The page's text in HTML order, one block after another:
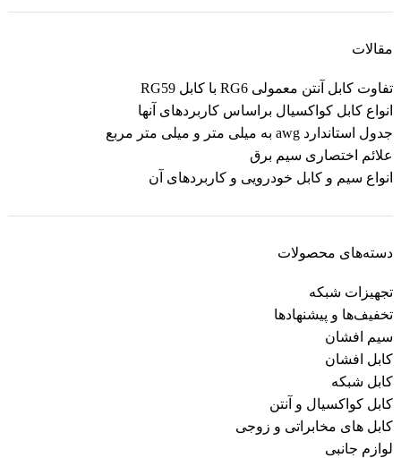
مقالات
تفاوت کابل آنتن معمولی RG6 با کابل‌ RG59
انواع کابل کواکسیال براساس کاربردهای آنها
جدول استاندارد awg به میلی متر و میلی متر مربع
علائم اختصاری سیم برق
انواع سیم و کابل خودرویی و کاربردهای آن
دسته‌های محصولات
تجهیزات شبکه
تخفیف‌ها و پیشنهادها
سیم افشان
کابل افشان
کابل شبکه
کابل کواکسیال و آنتن
کابل های مخابراتی و زوجی
لوازم جانبی